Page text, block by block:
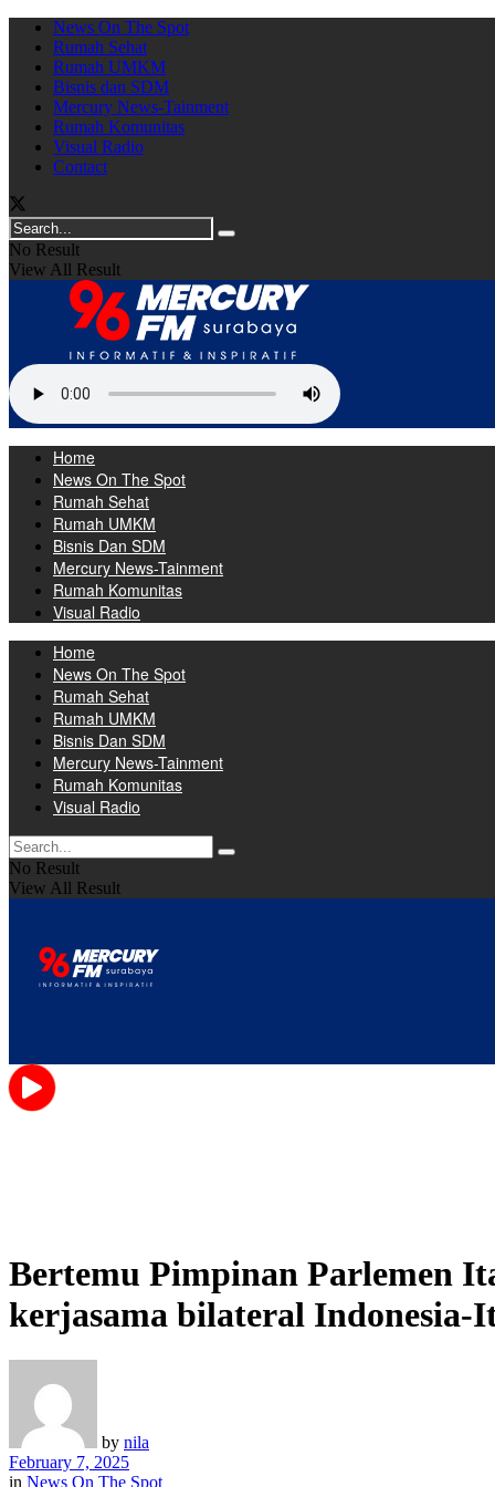
News On The Spot
Rumah Sehat
Rumah UMKM
Bisnis dan SDM
Mercury News-Tainment
Rumah Komunitas
Visual Radio
Contact
No Result
View All Result
Home
News On The Spot
Rumah Sehat
Rumah UMKM
Bisnis Dan SDM
Mercury News-Tainment
Rumah Komunitas
Visual Radio
Home
News On The Spot
Rumah Sehat
Rumah UMKM
Bisnis Dan SDM
Mercury News-Tainment
Rumah Komunitas
Visual Radio
No Result
View All Result
Bertemu Pimpinan Parlemen
kerjasama bilateral Indonesia-
by nila
February 7, 2025
in News On The Spot